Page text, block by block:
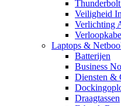
Veiligheid
Verlichting
Laptops &
Batterijen
Business
Diensten &
Draagtassen